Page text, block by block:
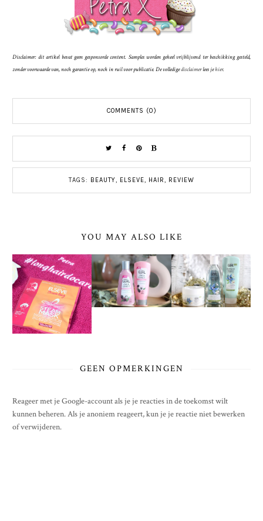
Disclaimer: dit artikel bevat geen gesponsorde content. Samples worden geheel vrijblijvend ter beschikking gesteld,
zonder voorwaarde van, noch garantie op, noch in ruil voor publicatie. De volledigedisclaimerlees jehier.
COMMENTS (0)
TAGS: BEAUTY, ELSEVE, HAIR, REVIEW
YOU MAY ALSO LIKE
GEEN OPMERKINGEN
Reageer met je Google-account als je je reacties in de toekomst wilt
kunnen beheren. Als je anoniem reageert, kun je je reactie niet bewerken
of verwijderen.